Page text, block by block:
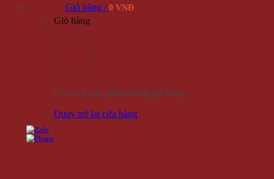
Giỏ hàng / 0 VNĐ
Giỏ hàng
Chưa có sản phẩm trong giỏ hàng.
Quay trở lại cửa hàng